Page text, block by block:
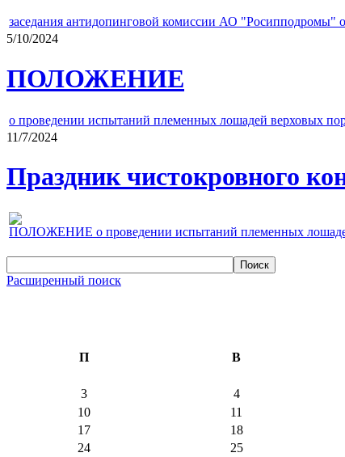
заседания антидопинговой комиссии АО "Росипподромы"
5/10/2024
ПОЛОЖЕНИЕ
о проведении испытаний племенных лошадей верховых
11/7/2024
Праздник чистокровного
ПОЛОЖЕНИЕ о проведении испытаний племенных лошадей
Расширенный поиск
П В
3
4
10
11
17
18
24
25